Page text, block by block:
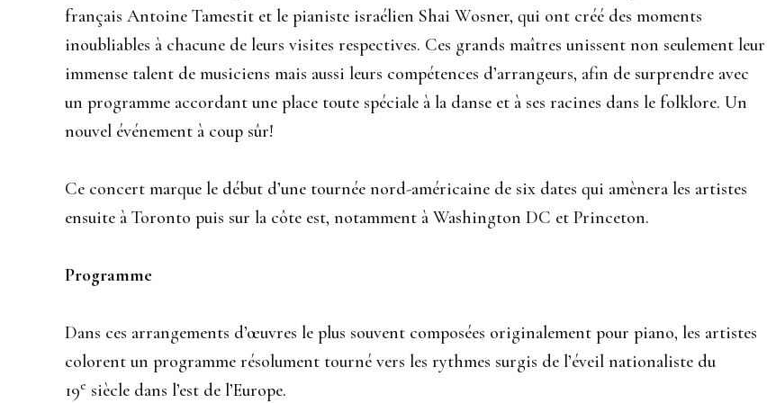
français Antoine Tamestit et le pianiste israélien Shai Wosner, qui ont créé des moments
inoubliables à chacune de leurs visites respectives. Ces grands maîtres unissent non seulement leur
immense talent de musiciens mais aussi leurs compétences d’arrangeurs, afin de surprendre avec
un programme accordant une place toute spéciale à la danse et à ses racines dans le folklore. Un
nouvel événement à coup sûr!
Ce concert marque le début d’une tournée nord-américaine de six dates qui amènera les artistes
ensuite à Toronto puis sur la côte est, notamment à Washington DC et Princeton.
Programme
Dans ces arrangements d’œuvres le plus souvent composées originalement pour piano, les artistes
colorent un programme résolument tourné vers les rythmes surgis de l’éveil nationaliste du
19e siècle dans l’est de l’Europe.